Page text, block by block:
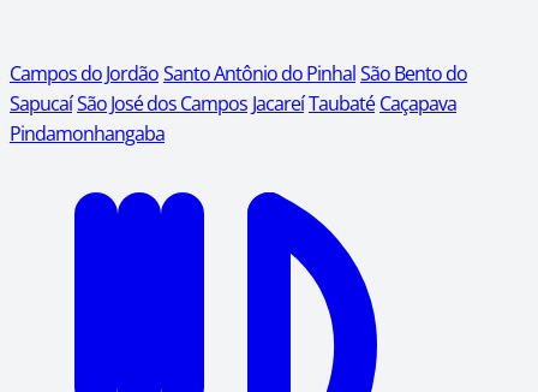
Campos do JordãoSanto Antônio do PinhalSão Bento do
SapucaíSão José dos Campos JacareíTaubaté Caçapava
Pindamonhangaba